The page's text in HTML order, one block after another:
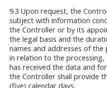
9.3 Upon request, the
subject with information
the Controller or by its
the legal basis and the
names and addresses of
in relation to the processing,
has received the data and
the Controller shall provide
(five) calendar days.